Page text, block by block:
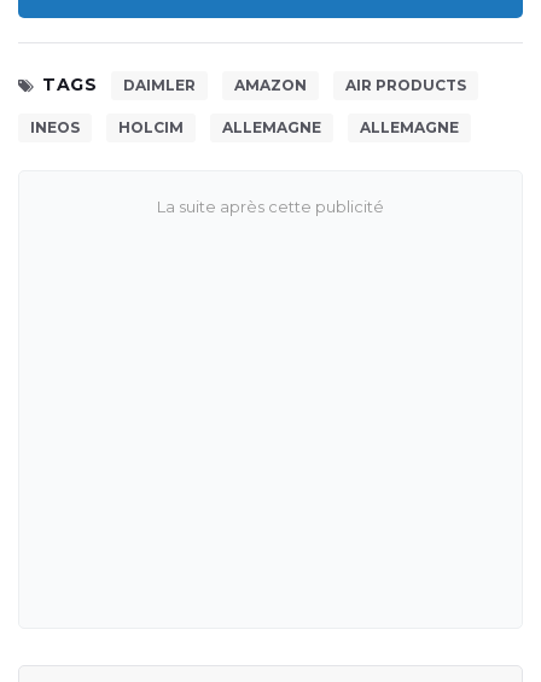
TAGS DAIMLER AMAZON AIR PRODUCTS
INEOS HOLCIM ALLEMAGNE ALLEMAGNE